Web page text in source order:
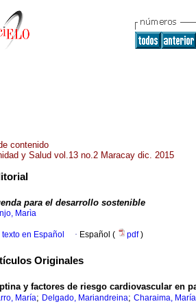
contenido
y Salud vol.13 no.2 Maracay dic. 2015
para el desarrollo sostenible
Marìa
texto en Español · Español ( pdf)
Originales
y factores de riesgo cardiovascular en
María; Delgado, Mariandreina; Charaima, María